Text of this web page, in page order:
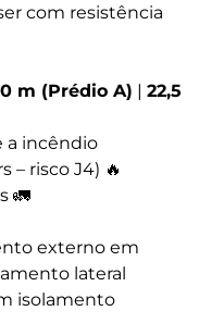
com resistência
m (Prédio A) | 22,5
a incêndio
– risco J4) 🔥
🚛
externo em
lateral
isolamento